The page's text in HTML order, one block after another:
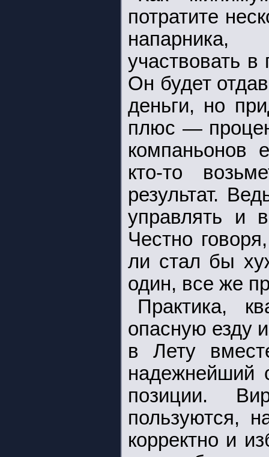
потратите
участвовать
Он будет
деньги, но
плюс —
компаньонов
кто-то
результат.
управлять и
Честно
ли стал бы
один, все же
Практика,
опасную езду
в Лету
надежнейший
позиции.
пользуются,
корректно и